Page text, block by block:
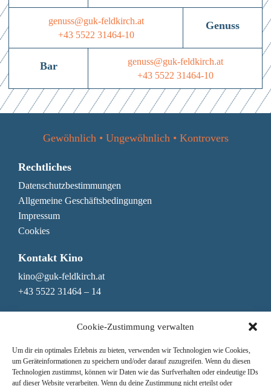
Cookie-Zustimmung verwalten
Um dir ein optimales Erlebnis zu bieten, verwenden wir Technologien wie Cookies,
um Geräteinformationen zu speichern und/oder darauf zuzugreifen. Wenn du diesen
Technologien zustimmst, können wir Daten wie das Surfverhalten oder eindeutige IDs
auf dieser Website verarbeiten. Wenn du deine Zustimmung nicht erteilst oder
Genuss
genuss@guk-feldkirch.at
+43 5522 31464-10
Bar
genuss@guk-feldkirch.at
+43 5522 31464-10
Gewöhnlich • Ungewöhnlich • Kontrovers
Rechtliches
Datenschutzbestimmungen
Allgemeine Geschäftsbedingungen
Impressum
Cookies
Kontakt Kino
kino@guk-feldkirch.at
+43 5522 31464 – 14
+43 5522 31464 – 10
Newsletter
Anmelden
Mit dem Absenden des Formulars erkläre ich mich einverstanden mit
Hierher ziehen & fallen lassen
oder
Mit dem Absenden des Formulars erkläre ich mich einverstanden mit
denDatenschutzbestimmungen
Abschicken
Mit dem Absenden des Formulars erkläre ich mich einverstanden mit
denDatenschutzbestimmungen
Mit dem Absenden des Formulars erkläre ich mich einverstanden mit